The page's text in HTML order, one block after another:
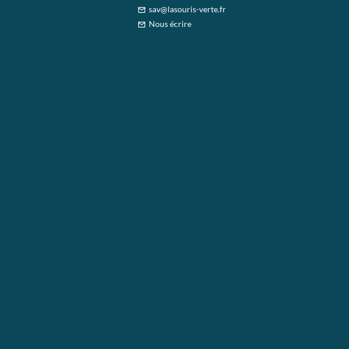
sav@lasouris-verte.fr
Nous écrire